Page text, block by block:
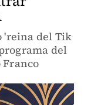
'reina del Tik
del